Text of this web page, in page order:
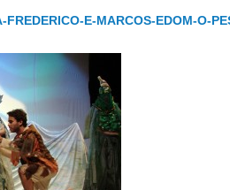
E-MARCOS-EDOM-O-